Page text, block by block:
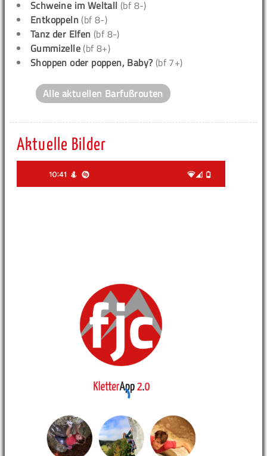
Schweine im Weltall (bf 8-)
Entkoppeln (bf 8-)
Tanz der Elfen (bf 8-)
Gummizelle (bf 8+)
Shoppen oder poppen, Baby? (bf 7+)
Alle aktuellen Barfußrouten
Aktuelle Bilder